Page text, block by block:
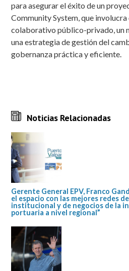
para asegurar el éxito de un
Community System, que
colaborativo público-privado, un
una estrategia de gestión del
gobernanza práctica y eficiente.
Noticias Relacionadas
Gerente General EPV, Franco
el espacio con las mejores redes
institucional y de negocios de la
portuaria a nivel regional”